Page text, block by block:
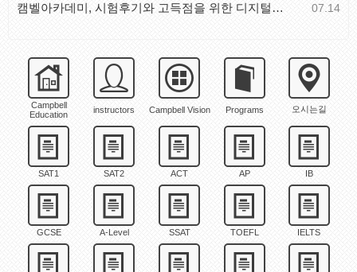
캠벨아카데미, 시험후기와 고득점을 위한 디지털SAT시.. 07.14
Campbell
Education
instructors Campbell Vision Programs 오시는길
SAT1 SAT2 ACT AP IB
GCSE A-Level SSAT TOEFL IELTS